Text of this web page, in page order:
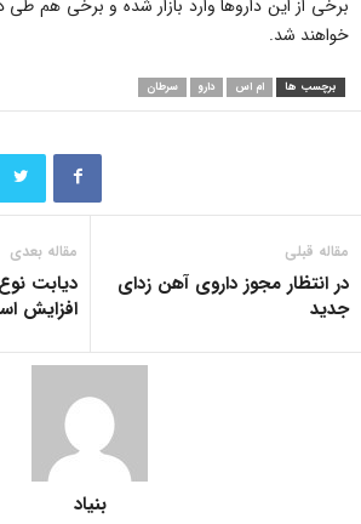
برخی از این دارو‌ها وارد بازار شده و برخی هم طی
خواهند شد.
برچسب ها ام اس دارو سرطان
مقاله قبلی
در انتظار مجوز داروی آهن زدای
جدید
مقاله بعدی
افزایش
بنیاد